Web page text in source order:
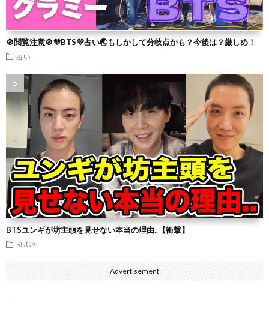
🚫閲覧注意🚫💜BTS💜占い🌏もしかして分岐点かも？今後は？厳しめ！
占い
BTSユンギが坊主頭を見せない本当の理由..【衝撃】
SUGA
Advertisement